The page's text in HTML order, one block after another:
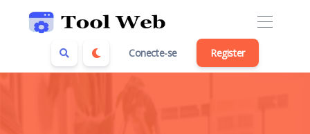
Conecte-se Register